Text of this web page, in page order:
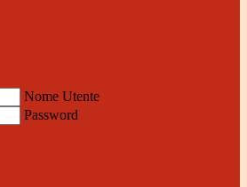
Nome Utente
Password